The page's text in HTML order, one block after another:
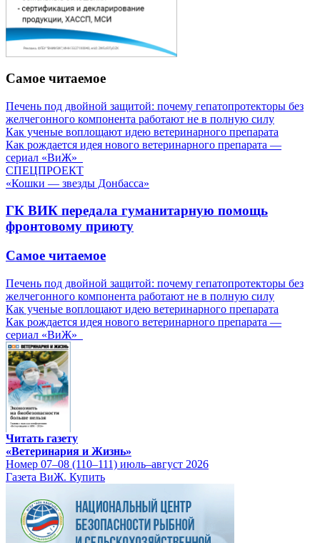
Самое читаемое
Печень под двойной защитой: почему гепатопротекторы без
желчегонного компонента работают не в полную силу
Как ученые воплощают идею ветеринарного препарата
Как рождается идея нового ветеринарного препарата —
сериал «ВиЖ»
СПЕЦПРОЕКТ
«Кошки — звезды Донбасса»
ГК ВИК передала гуманитарную помощь
фронтовому приюту
Самое читаемое
Печень под двойной защитой: почему гепатопротекторы без
желчегонного компонента работают не в полную силу
Как ученые воплощают идею ветеринарного препарата
Как рождается идея нового ветеринарного препарата —
сериал «ВиЖ»
Читать газету
«Ветеринария и Жизнь»
Номер 07–08 (110–111) июль–август 2026
Газета ВиЖ. Купить